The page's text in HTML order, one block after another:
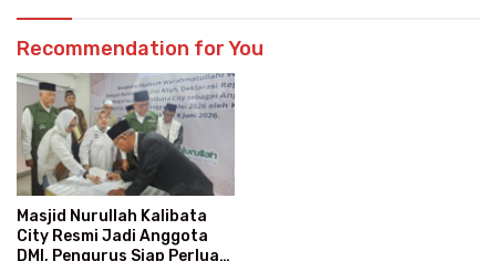
Recommendation for You
Masjid Nurullah Kalibata
City Resmi Jadi Anggota
DMI, Pengurus Siap Perluas